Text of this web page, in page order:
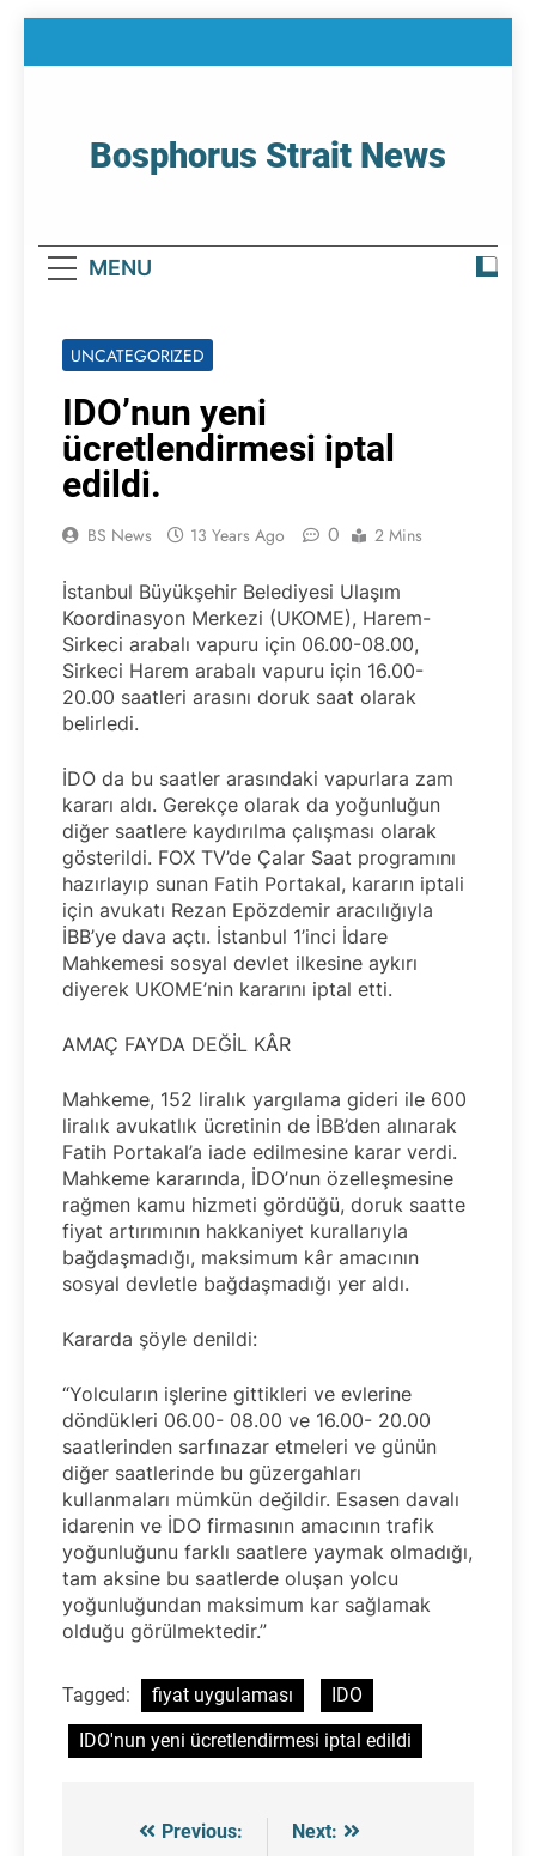
Bosphorus Strait News
MENU
UNCATEGORIZED
IDO’nun yeni
ücretlendirmesi iptal
edildi.
BS News 13 Years Ago 0 2 Mins
İstanbul Büyükşehir Belediyesi Ulaşım
Koordinasyon Merkezi (UKOME), Harem-
Sirkeci arabalı vapuru için 06.00-08.00,
Sirkeci Harem arabalı vapuru için 16.00-
20.00 saatleri arasını doruk saat olarak
belirledi.
İDO da bu saatler arasındaki vapurlara zam
kararı aldı. Gerekçe olarak da yoğunluğun
diğer saatlere kaydırılma çalışması olarak
gösterildi. FOX TV’de Çalar Saat programını
hazırlayıp sunan Fatih Portakal, kararın iptali
için avukatı Rezan Epözdemir aracılığıyla
İBB’ye dava açtı. İstanbul 1’inci İdare
Mahkemesi sosyal devlet ilkesine aykırı
diyerek UKOME’nin kararını iptal etti.
AMAÇ FAYDA DEĞİL KÂR
Mahkeme, 152 liralık yargılama gideri ile 600
liralık avukatlık ücretinin de İBB’den alınarak
Fatih Portakal’a iade edilmesine karar verdi.
Mahkeme kararında, İDO’nun özelleşmesine
rağmen kamu hizmeti gördüğü, doruk saatte
fiyat artırımının hakkaniyet kurallarıyla
bağdaşmadığı, maksimum kâr amacının
sosyal devletle bağdaşmadığı yer aldı.
Kararda şöyle denildi:
“Yolcuların işlerine gittikleri ve evlerine
döndükleri 06.00- 08.00 ve 16.00- 20.00
saatlerinden sarfınazar etmeleri ve günün
diğer saatlerinde bu güzergahları
kullanmaları mümkün değildir. Esasen davalı
idarenin ve İDO firmasının amacının trafik
yoğunluğunu farklı saatlere yaymak olmadığı,
tam aksine bu saatlerde oluşan yolcu
yoğunluğundan maksimum kar sağlamak
olduğu görülmektedir.”
Tagged: fiyat uygulaması
IDO
IDO'nun yeni ücretlendirmesi iptal edildi
Post
Previous:
Next: